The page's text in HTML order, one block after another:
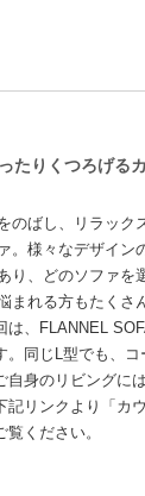
たりくつろげる
のばし、リラック
。様々なデザイン
り、どのソファを
まれる方もたくさ
は、FLANNEL
。同じL型でも、コ
自身のリビングに
記リンクより「カ
ください。